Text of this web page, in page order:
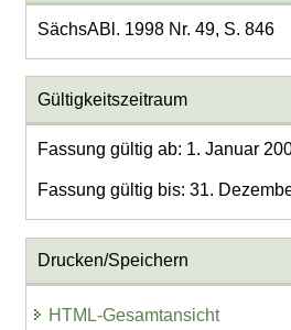
SächsABl. 1998 Nr. 49, S. 846
Gültigkeitszeitraum
Fassung gültig ab: 1. Januar
Fassung gültig bis: 31.
Drucken/Speichern
HTML-Gesamtansicht